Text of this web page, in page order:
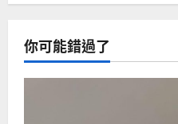
你可能錯過了